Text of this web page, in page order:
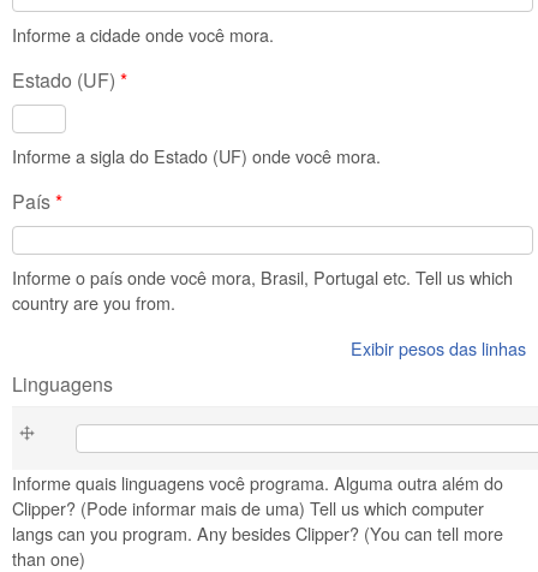
Informe a cidade onde você mora.
Estado (UF) *
Informe a sigla do Estado (UF) onde você mora.
País*
Informe o país onde você mora, Brasil, Portugal etc. Tell us which
country are you from.
Exibir pesos das linhas
Linguagens
Linguagens
Informe quais linguagens você programa. Alguma outra além do
Clipper? (Pode informar mais de uma) Tell us which computer
langs can you program. Any besides Clipper? (You can tell more
than one)